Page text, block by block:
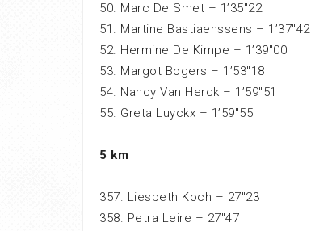
50. Marc De Smet – 1’35″22
51. Martine Bastiaenssens – 1’37″42
52. Hermine De Kimpe – 1’39″00
53. Margot Bogers – 1’53″18
54. Nancy Van Herck – 1’59″51
55. Greta Luyckx – 1’59″55
5 km
357. Liesbeth Koch – 27″23
358. Petra Leire – 27″47